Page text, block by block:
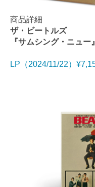
商品詳細
ザ・ビートルズ
『サムシング・ニュー』
LP（2024/11/22）